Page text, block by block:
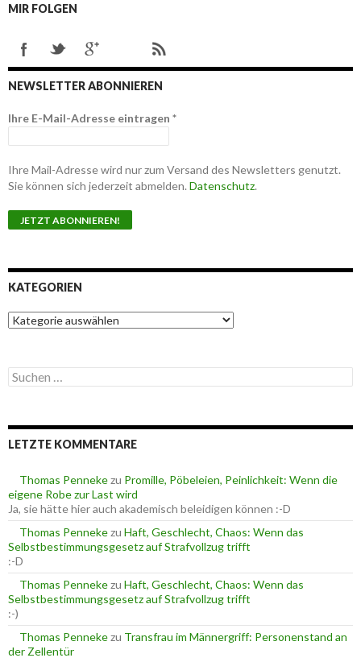
MIR FOLGEN
NEWSLETTER ABONNIEREN
Ihre E-Mail-Adresse eintragen *
Ihre Mail-Adresse wird nur zum Versand des Newsletters genutzt.
Sie können sich jederzeit abmelden. Datenschutz.
KATEGORIEN
K
a
g
o
n
S
u
e
n
c
h
:
LETZTE KOMMENTARE
Thomas Pennekezu Promille, Pöbeleien, Peinlichkeit: Wenn die
eigene Robe zur Last wird
Ja, sie hätte hier auch akademisch beleidigen können :-D
Thomas Pennekezu Haft, Geschlecht, Chaos: Wenn das
Selbstbestimmungsgesetz auf Strafvollzug trifft
:-D
Thomas Pennekezu Haft, Geschlecht, Chaos: Wenn das
Selbstbestimmungsgesetz auf Strafvollzug trifft
:-)
Thomas Pennekezu Transfrau im Männergriff: Personenstand an
der Zellentür